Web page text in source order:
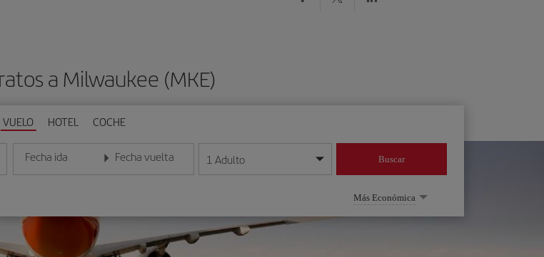
a Milwaukee (MKE)
VUELO HOTEL COCHE
Fecha ida
Introduce la fecha en formato día/mes/año
Fecha vuelta
Introduce la fecha en formato día/mes/año
1 Adulto Buscar
Más Económica